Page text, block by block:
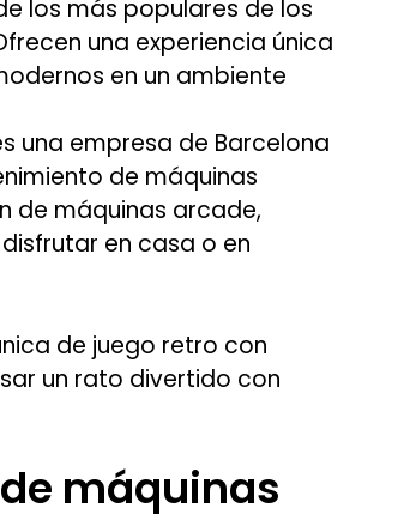
los más populares de los
una experiencia única
en un ambiente
una empresa de Barcelona
de máquinas
de máquinas arcade,
en casa o en
de juego retro con
un rato divertido con
máquinas